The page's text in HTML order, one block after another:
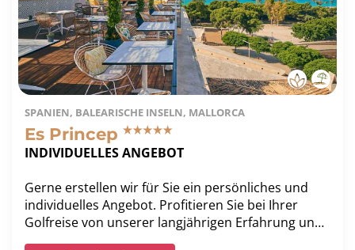
SPANIEN, BALEARISCHE INSELN, MALLORCA
Es Princep
INDIVIDUELLES ANGEBOT
Gerne erstellen wir für Sie ein persönliches und
individuelles Angebot. Profitieren Sie bei Ihrer
Golfreise von unserer langjährigen Erfahrung und
unserer Bestpreis-Garantie.